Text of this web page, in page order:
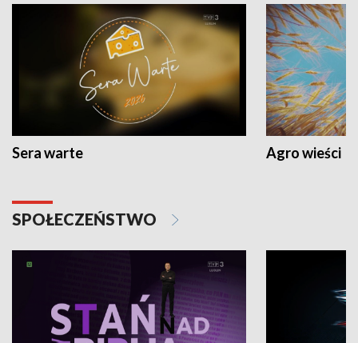
Sera warte Agro wieści
SPOŁECZEŃSTWO